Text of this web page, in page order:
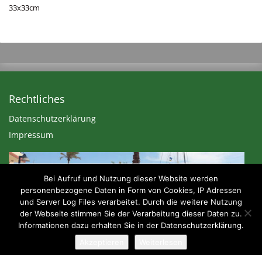
33x33cm
Rechtliches
Datenschutzerklärung
Impressum
Bei Aufruf und Nutzung dieser Website werden
personenbezogene Daten in Form von Cookies, IP Adressen
und Server Log Files verarbeitet. Durch die weitere Nutzung
der Webseite stimmen Sie der Verarbeitung dieser Daten zu.
Informationen dazu erhalten Sie in der Datenschutzerklärung.